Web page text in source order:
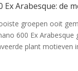
Ex Arabesque: de
groepen ooit
600 Ex Arabesque
plant motieven